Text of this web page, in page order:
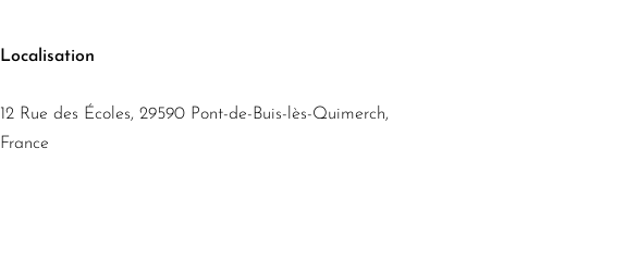
Localisation
12 Rue des Écoles, 29590 Pont-de-Buis-lès-Quimerch,
France